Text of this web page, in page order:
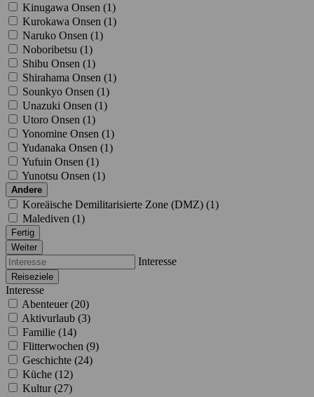
Kinugawa Onsen (1)
Kurokawa Onsen (1)
Naruko Onsen (1)
Noboribetsu (1)
Shibu Onsen (1)
Shirahama Onsen (1)
Sounkyo Onsen (1)
Unazuki Onsen (1)
Utoro Onsen (1)
Yonomine Onsen (1)
Yudanaka Onsen (1)
Yufuin Onsen (1)
Yunotsu Onsen (1)
Andere
Koreäische Demilitarisierte Zone (DMZ) (1)
Malediven (1)
Fertig
Weiter
Interesse
Reiseziele
Interesse
Abenteuer (20)
Aktivurlaub (3)
Familie (14)
Flitterwochen (9)
Geschichte (24)
Küche (12)
Kultur (27)